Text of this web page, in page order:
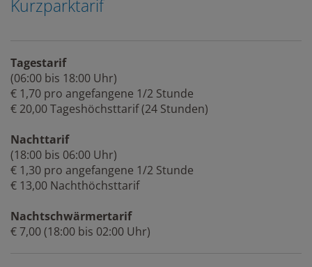
Kurzparktarif
Tagestarif
(06:00 bis 18:00 Uhr)
€ 1,70 pro angefangene 1/2 Stunde
€ 20,00 Tageshöchsttarif (24 Stunden)
Nachttarif
(18:00 bis 06:00 Uhr)
€ 1,30 pro angefangene 1/2 Stunde
€ 13,00 Nachthöchsttarif
Nachtschwärmertarif
€ 7,00 (18:00 bis 02:00 Uhr)